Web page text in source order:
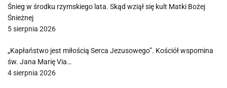
Śnieg w środku rzymskiego lata. Skąd wziął się kult Matki Bożej
Śnieżnej
5 sierpnia 2026
„Kapłaństwo jest miłością Serca Jezusowego”. Kościół wspomina
św. Jana Marię Via…
4 sierpnia 2026